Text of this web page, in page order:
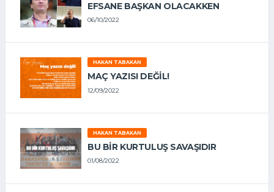
EFSANE BAŞKAN OLACAKKEN
06/10/2022
HAKAN TABAKAN
MAÇ YAZISI DEĞİL!
12/09/2022
HAKAN TABAKAN
BU BİR KURTULUŞ SAVAŞIDIR
01/08/2022